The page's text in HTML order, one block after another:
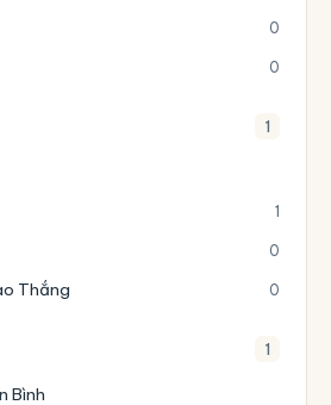
0
0
1
1
0
Thắng 0
1
Bình